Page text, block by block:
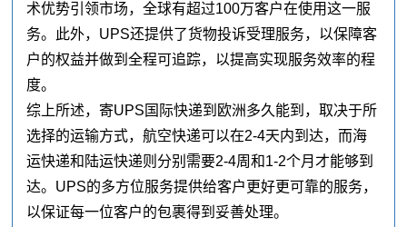
术优势引领市场，全球有超过100万客户在使用这一服
务。此外，UPS还提供了货物投诉受理服务，以保障客
户的权益并做到全程可追踪，以提高实现服务效率的程
度。
综上所述，寄UPS国际快递到欧洲多久能到，取决于所
选择的运输方式，航空快递可以在2-4天内到达，而海
运快递和陆运快递则分别需要2-4周和1-2个月才能够到
达。UPS的多方位服务提供给客户更好更可靠的服务，
以保证每一位客户的包裹得到妥善处理。